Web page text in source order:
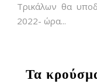
Τρικάλων θα
2022- ώρα...
Τα